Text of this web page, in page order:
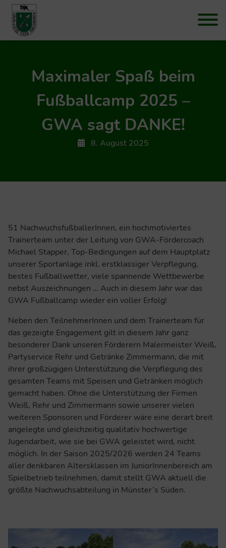
Maximaler Spaß beim
Fußballcamp 2025 –
GWA sagt DANKE!
8. August 2025
51 NachwuchsfußballerInnen, ein hochmotiviertes
Trainerteam unter der Leitung von GWA-Fördercoach
Michael Stapper, Top-Bedingungen auf dem Hauptplatz
unserer Sportanlage inkl. erstklassiger Verpflegung,
bestes Fußballwetter, viele spannende Wettbewerbe
nebst Auszeichnungen … Auch in diesem Jahr war das
GWA Fußballcamp wieder ein voller Erfolg!
Neben den TeilnehmerInnen und dem Trainerteam für
das gezeigte Engagement gilt in diesem Jahr ganz
besonderer Dank unseren Förderern Malermeister Weiß,
Partyservice Rehr und Getränke Zimmermann, die mit
ihrer großzügigen Unterstützung die Verpflegung des
gesamten Teams mit Speisen und Getränken möglich
gemacht haben. Ohne die Unterstützung der Firmen
Weiß, Rehr und Zimmermann sowie unserer vielen
weiteren Sponsoren und Förderer wäre eine derart breit
angelegte und gleichzeitig qualitativ hochwertige
Jugendarbeit, wie sie bei GWA geleistet wird, nicht
möglich. In der Saison 2025/2026 werden 24 Teams
aller denkbaren Altersklassen im JuniorInnenbereich am
Spielbetrieb teilnehmen, damit stellt GWA aktuell die
größte Nachwuchsabteilung in Münster’s Süden.